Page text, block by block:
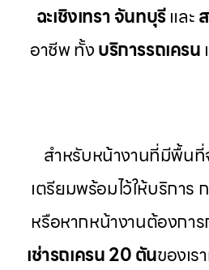
ฉะเชิงเทรา จันทบุรีและ
อาชีพ ทั้งบริการรถเครน
สำหรับหน้างานที่มีพื้น
เตรียมพร้อมไว้ให้บริการ
หรือหากหน้างานต้องกา
เช่ารถเครน 20 ตันของเ